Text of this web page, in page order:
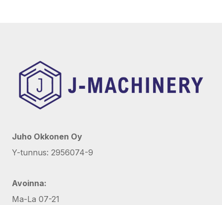
Juho Okkonen Oy
Y-tunnus: 2956074-9
Avoinna:
Ma-La 07-21